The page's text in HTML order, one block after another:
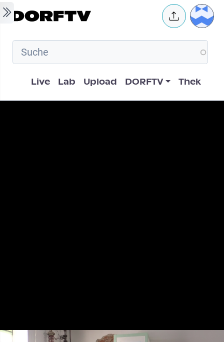
Skip to main content User
Hauptnavigation
Live Lab Upload DORFTV Thek